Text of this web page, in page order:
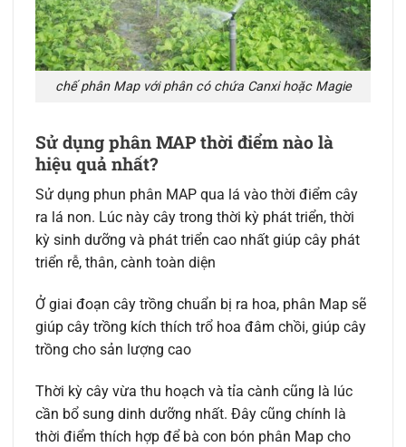
chế phân Map với phân có chứa Canxi hoặc Magie
Sử dụng phân MAP thời điểm nào là
hiệu quả nhất?
Sử dụng phun phân MAP qua lá vào thời điểm cây
ra lá non. Lúc này cây trong thời kỳ phát triển, thời
kỳ sinh dưỡng và phát triển cao nhất giúp cây phát
triển rễ, thân, cành toàn diện
Ở giai đoạn cây trồng chuẩn bị ra hoa, phân Map sẽ
giúp cây trồng kích thích trổ hoa đâm chồi, giúp cây
trồng cho sản lượng cao
Thời kỳ cây vừa thu hoạch và tỉa cành cũng là lúc
cần bổ sung dinh dưỡng nhất. Đây cũng chính là
thời điểm thích hợp để bà con bón phân Map cho